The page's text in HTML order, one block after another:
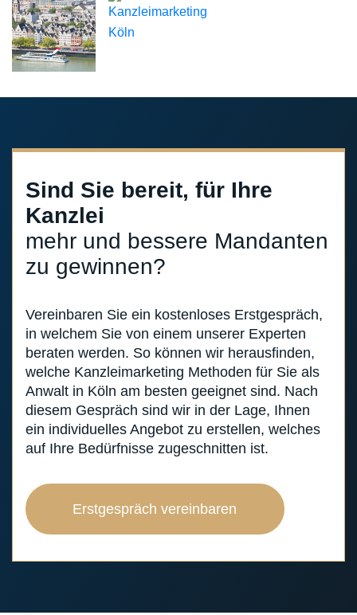
Sind Sie bereit, für Ihre
Kanzlei
mehr und bessere Mandanten
zu gewinnen?
Vereinbaren Sie ein kostenloses Erstgespräch,
in welchem Sie von einem unserer Experten
beraten werden. So können wir herausfinden,
welche Kanzleimarketing Methoden für Sie als
Anwalt in Köln am besten geeignet sind. Nach
diesem Gespräch sind wir in der Lage, Ihnen
ein individuelles Angebot zu erstellen, welches
auf Ihre Bedürfnisse zugeschnitten ist.
Erstgespräch vereinbaren